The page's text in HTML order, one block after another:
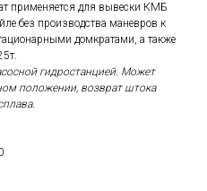
применяется для вывески КМБ
без производства маневров к
домкратами, а также
гидростанцией. Может
положении, возврат штока